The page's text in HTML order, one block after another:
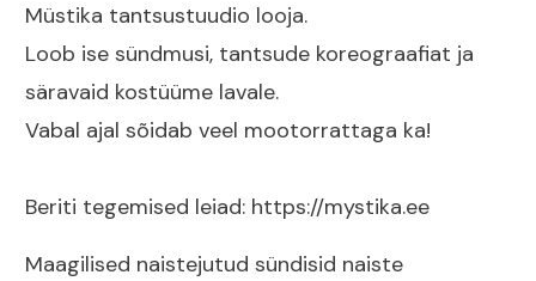
Müstika tantsustuudio looja.
Loob ise sündmusi, tantsude koreograafiat ja
säravaid kostüüme lavale.
Vabal ajal sõidab veel mootorrattaga ka!
Beriti tegemised leiad: https://mystika.ee
Maagilised naistejutud sündisid naiste